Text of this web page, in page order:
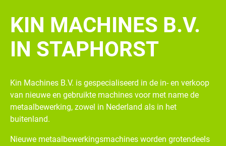
KIN MACHINES B.V.
IN STAPHORST
Kin Machines B.V. is gespecialiseerd in de in- en verkoop
van nieuwe en gebruikte machines voor met name de
metaalbewerking, zowel in Nederland als in het
buitenland.
Nieuwe metaalbewerkingsmachines worden grotendeels